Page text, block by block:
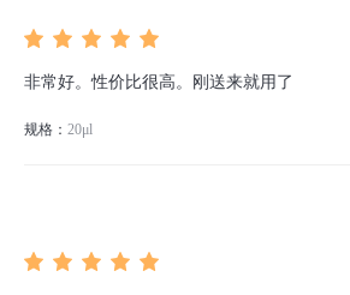
非常好。性价比很高。刚送来就用了
规格： 20μl